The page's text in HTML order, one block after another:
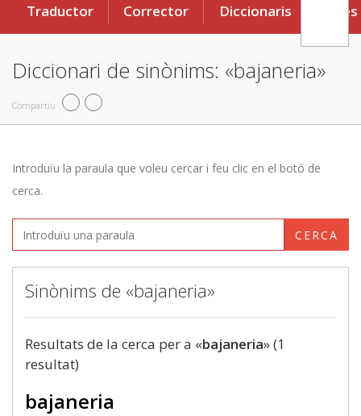
Traductor Corrector Diccionaris Eines
Diccionari de sinònims: «bajaneria»
Compartiu
Introduïu la paraula que voleu cercar i feu clic en el botó de
cerca.
CERCA
Sinònims de «bajaneria»
Resultats de la cerca per a «bajaneria» (1
resultat)
bajaneria